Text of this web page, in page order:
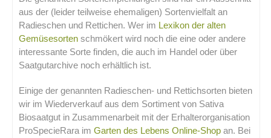
aus der (leider teilweise ehemaligen) Sortenvielfalt an
Radieschen und Rettichen. Wer im Lexikon der alten
Gemüsesorten schmökert wird noch die eine oder andere
interessante Sorte finden, die auch im Handel oder über
Saatgutarchive noch erhältlich ist.
Einige der genannten Radieschen- und Rettichsorten bieten
wir im Wiederverkauf aus dem Sortiment von Sativa
Biosaatgut in Zusammenarbeit mit der Erhalterorganisation
ProSpecieRara im Garten des Lebens Online-Shop an. Bei